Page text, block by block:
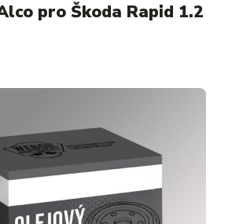
pro Škoda Rapid 1.2